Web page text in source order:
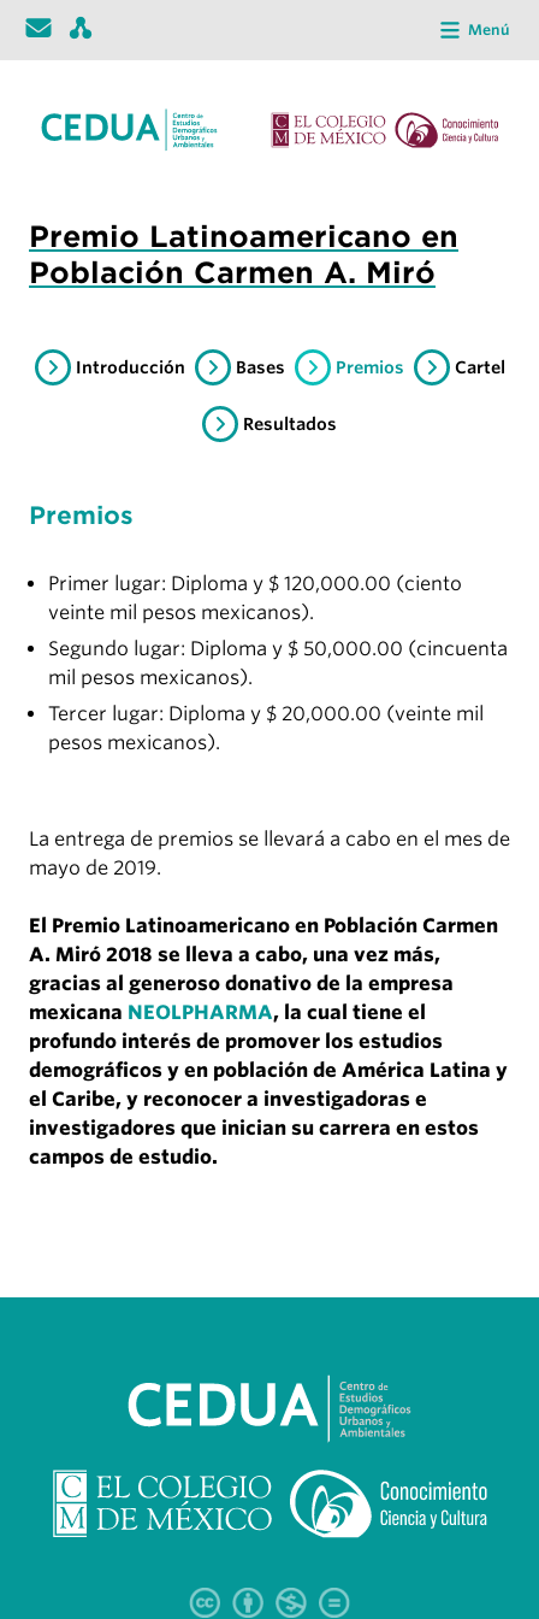
Menú
Premio Latinoamericano en
Población Carmen A. Miró
Introducción Bases Premios Cartel
Resultados
Premios
Primer lugar: Diploma y $ 120,000.00 (ciento
veinte mil pesos mexicanos).
Segundo lugar: Diploma y $ 50,000.00 (cincuenta
mil pesos mexicanos).
Tercer lugar: Diploma y $ 20,000.00 (veinte mil
pesos mexicanos).
La entrega de premios se llevará a cabo en el mes de
mayo de 2019.
El Premio Latinoamericano en Población Carmen
A. Miró 2018 se lleva a cabo, una vez más,
gracias al generoso donativo de la empresa
mexicana NEOLPHARMA, la cual tiene el
profundo interés de promover los estudios
demográficos y en población de América Latina y
el Caribe, y reconocer a investigadoras e
investigadores que inician su carrera en estos
campos de estudio.